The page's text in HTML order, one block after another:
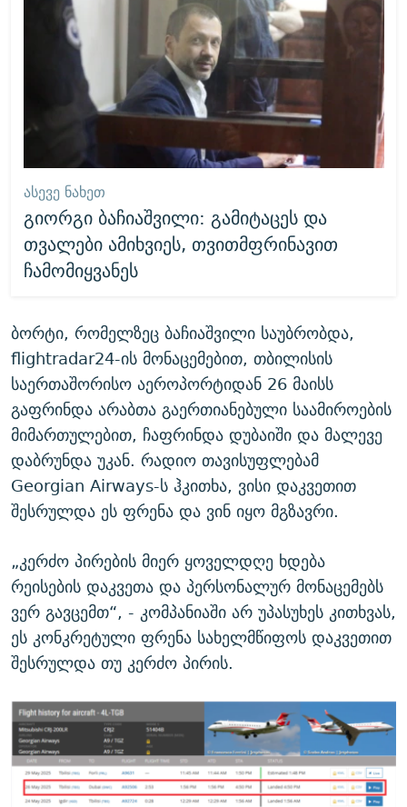
720p 1080p
1080p
ᲐᲡᲔᲕᲔ ᲜᲐᲮᲔᲗ
გიორგი ბაჩიაშვილი: გამიტაცეს და
თვალები ამიხვიეს, თვითმფრინავით
ჩამომიყვანეს
ბორტი, რომელზეც ბაჩიაშვილი საუბრობდა,
flightradar24-ის მონაცემებით, თბილისის
საერთაშორისო აეროპორტიდან 26 მაისს
გაფრინდა არაბთა გაერთიანებული საამიროების
მიმართულებით, ჩაფრინდა დუბაიში და მალევე
დაბრუნდა უკან. რადიო თავისუფლებამ
Georgian Airways-ს ჰკითხა, ვისი დაკვეთით
შესრულდა ეს ფრენა და ვინ იყო მგზავრი.
„კერძო პირების მიერ ყოველდღე ხდება
რეისების დაკვეთა და პერსონალურ მონაცემებს
ვერ გავცემთ“, - კომპანიაში არ უპასუხეს კითხვას,
ეს კონკრეტული ფრენა სახელმწიფოს დაკვეთით
შესრულდა თუ კერძო პირის.